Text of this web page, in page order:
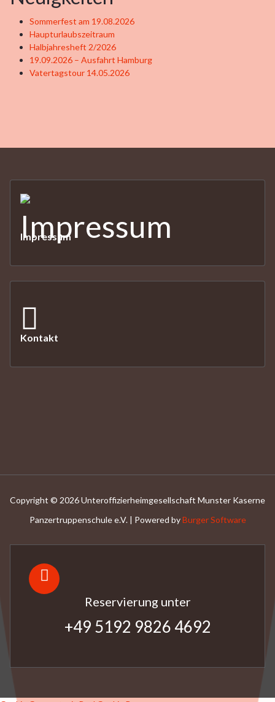
Sommerfest am 19.08.2026
Haupturlaubszeitraum
Halbjahresheft 2/2026
19.09.2026 – Ausfahrt Hamburg
Vatertagstour 14.05.2026
Impressum
Kontakt
Copyright © 2026 Unteroffizierheimgesellschaft Munster Kaserne
Panzertruppenschule e.V. | Powered byBurger Software
Reservierung unter
+49 5192 9826 4692